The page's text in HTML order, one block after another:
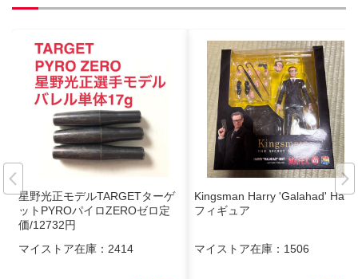
星野光正モデルTARGETターゲ
ットPYROパイロZEROゼロ定
価/12732円
マイストア在庫： 2414
Kingsman Harry 'Galahad' Hart
フィギュア
マイストア在庫： 1506